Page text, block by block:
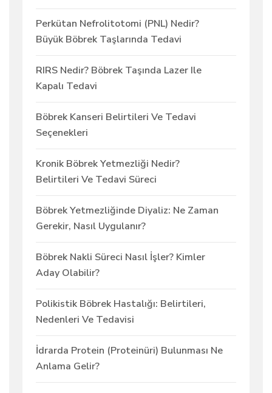
Perkütan Nefrolitotomi (PNL) Nedir?
Büyük Böbrek Taşlarında Tedavi
RIRS Nedir? Böbrek Taşında Lazer Ile
Kapalı Tedavi
Böbrek Kanseri Belirtileri Ve Tedavi
Seçenekleri
Kronik Böbrek Yetmezliği Nedir?
Belirtileri Ve Tedavi Süreci
Böbrek Yetmezliğinde Diyaliz: Ne Zaman
Gerekir, Nasıl Uygulanır?
Böbrek Nakli Süreci Nasıl İşler? Kimler
Aday Olabilir?
Polikistik Böbrek Hastalığı: Belirtileri,
Nedenleri Ve Tedavisi
İdrarda Protein (Proteinüri) Bulunması Ne
Anlama Gelir?